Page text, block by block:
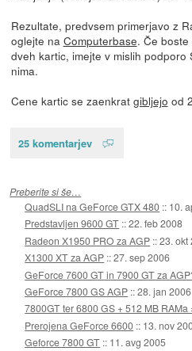
Rezultate, predvsem primerjavo z
oglejte na Computerbase. Če
dveh kartic, imejte v mislih podporo
nima.
Cene kartic se zaenkrat gibljejo od
25 komentarjev
Preberite si še…
QuadSLI na GeForce GTX 480 :: 10.
Predstavljen 9600 GT ::22. feb 2008
Radeon X1950 PRO za AGP ::23. okt
X1300 XT za AGP ::27. sep 2006
GeForce 7600 GT in 7900 GT za
GeForce 7800 GS AGP ::28. jan 2006
7800GT ter 6800 GS + 512 MB RAMa
Prerojena GeForce 6600 :: 13. nov
Geforce 7800 GT :: 11. avg 2005